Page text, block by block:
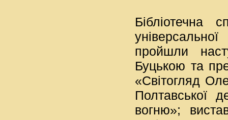
пройшли
Буцькою та
«Світогляд
Полтавської
вогню»;